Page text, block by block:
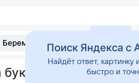
Беременность Развитие
Я
Поиск Яндекса с
Найдёт ответ,
быстро и